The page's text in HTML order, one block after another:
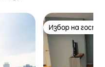
Избор на
Избор на